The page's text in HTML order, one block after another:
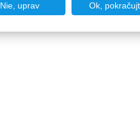
Nie, uprav Ok,